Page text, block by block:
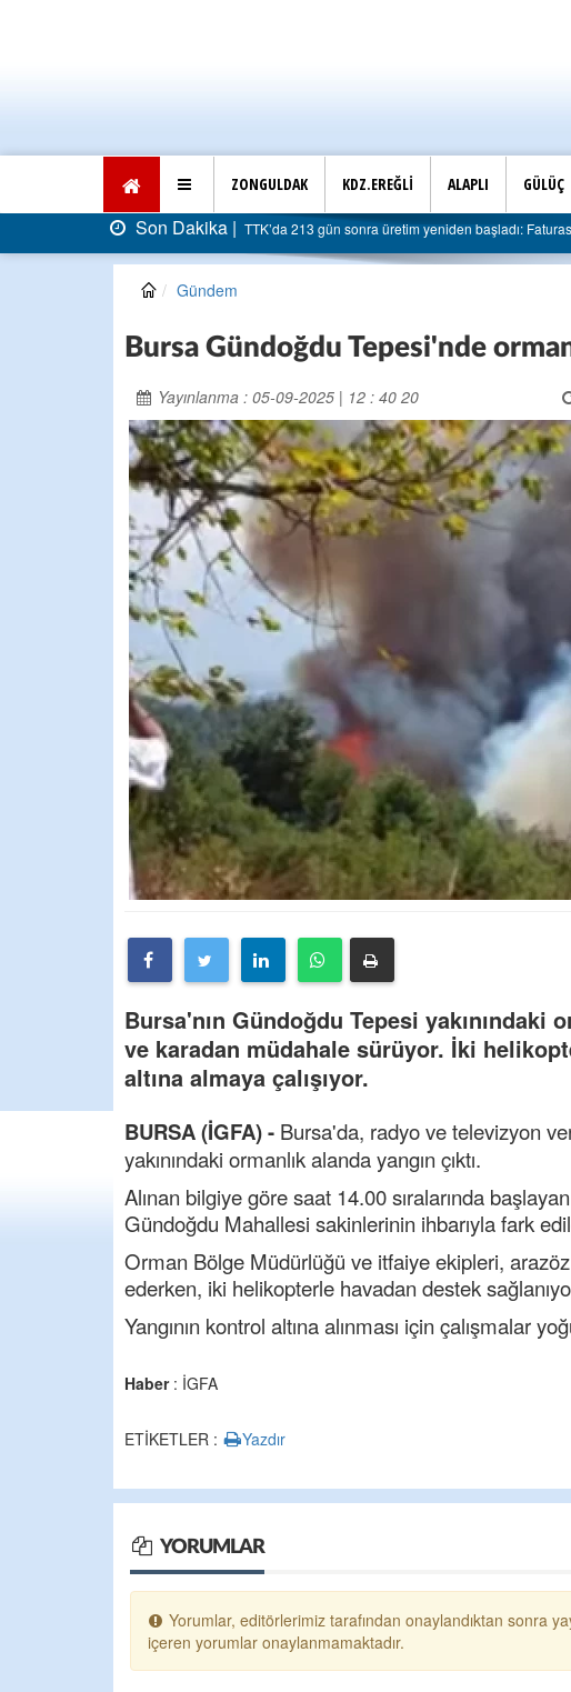
ZONGULDAK KDZ.EREĞLİ ALAPLI GÜLÜÇ
Son Dakika |TTK’da 213 gün sonra üretim yeniden başladı: Faturası 5 milyar liraya
Gündem
Bursa Gündoğdu Tepesi'nde orman
Yayınlanma : 05-09-2025 | 12 : 40 20
Bursa'nın Gündoğdu Tepesi yakınındaki
ve karadan müdahale sürüyor. İki
altına almaya çalışıyor.
BURSA (İGFA) - Bursa'da, radyo ve televizyon
yakınındaki ormanlık alanda yangın çıktı.
Alınan bilgiye göre saat 14.00 sıralarında
Gündoğdu Mahallesi sakinlerinin ihbarıyla fark
Orman Bölge Müdürlüğü ve itfaiye ekipleri,
ederken, iki helikopterle havadan destek
Yangının kontrol altına alınması için çalışmalar
Haber: İGFA
ETİKETLER : Yazdır
YORUMLAR
Yorumlar, editörlerimiz tarafından onaylandıktan sonra
içeren yorumlar onaylanmamaktadır.